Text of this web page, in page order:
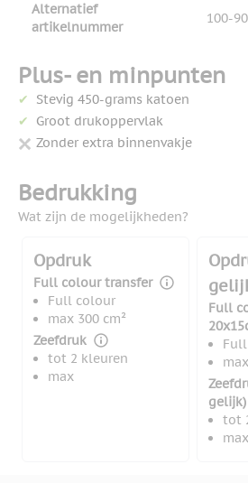
Alternatief
artikelnummer
100-
Plus- en minpunten
Stevig 450-grams katoen
Groot drukoppervlak
Zonder extra binnenvakje
Bedrukking
Wat zijn de mogelijkheden?
Opdruk
Full colour transfer
Full colour
max 300 cm²
Zeefdruk
tot 2 kleuren
max
Full
gelijk)
tot
max